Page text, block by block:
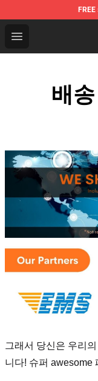
FREE
Open menu
Apocalypse
배
그래서 당신은 우리
니다! 슈퍼 awesome